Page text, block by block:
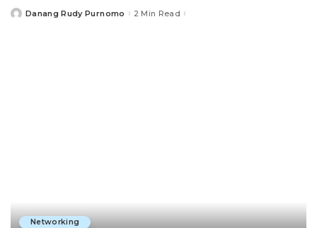
PostedDanang Rudy Purnomo 2 Min Read
Networking